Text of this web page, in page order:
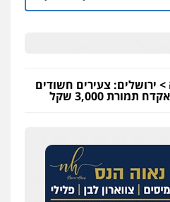
> ירושלים: צעירים חשודים
3,000 שקל